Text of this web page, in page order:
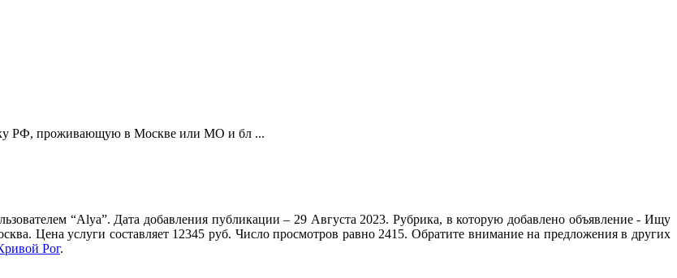
РФ, проживающую в Москве или МО и бл ...
“Alya”. Дата добавления публикации – 29 Августа 2023. Рубрика, в которую добавлено объявление - Ищу
Цена услуги составляет 12345 руб. Число просмотров равно 2415. Обратите внимание на предложения в других
Рог.